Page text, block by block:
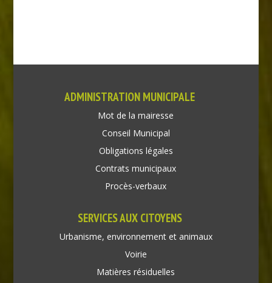
ADMINISTRATION MUNICIPALE
Mot de la mairesse
Conseil Municipal
Obligations légales
Contrats municipaux
Procès-verbaux
SERVICES AUX CITOYENS
Urbanisme, environnement et animaux
Voirie
Matières résiduelles